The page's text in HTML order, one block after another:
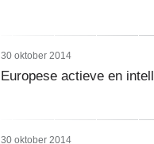
30 oktober 2014
Europese actieve en
30 oktober 2014